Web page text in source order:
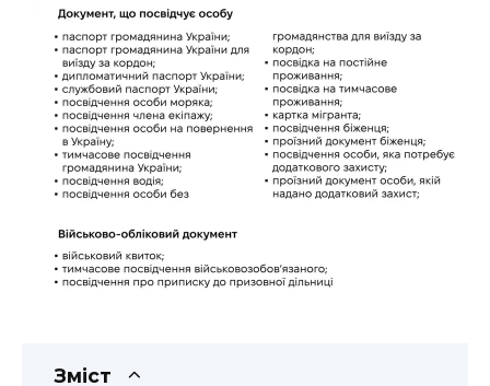
Зміст